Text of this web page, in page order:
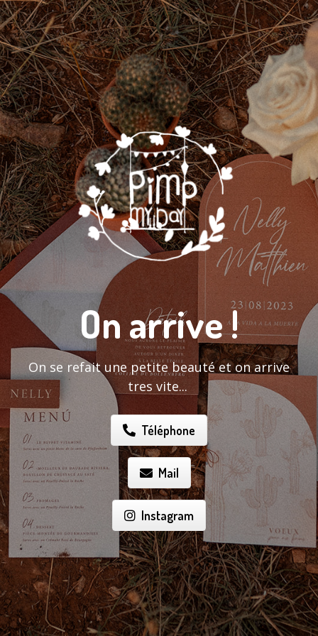
On arrive !
On se refait une petite beauté et on arrive
tres vite...
Téléphone
Mail
Instagram